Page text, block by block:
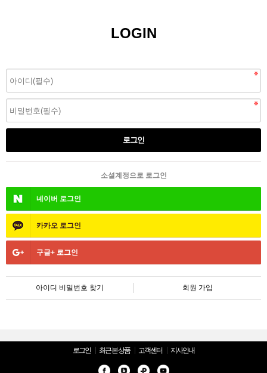
LOGIN
소셜계정으로 로그인
네이버 로그인
카카오 로그인
구글+ 로그인
아이디 비밀번호 찾기 회원 가입
로그인 최근 본 상품 고객센터 지사안내